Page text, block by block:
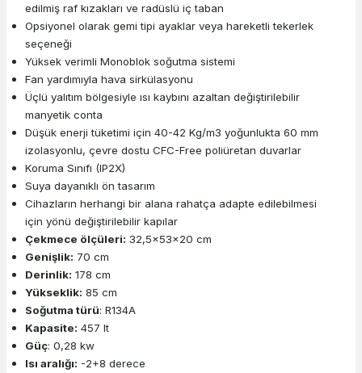
edilmiş raf kızakları ve radüslü iç taban
Opsiyonel olarak gemi tipi ayaklar veya hareketli tekerlek
seçeneği
Yüksek verimli Monoblok soğutma sistemi
Fan yardımıyla hava sirkülasyonu
Üçlü yalıtım bölgesiyle ısı kaybını azaltan değiştirilebilir
manyetik conta
Düşük enerji tüketimi için 40-42 Kg/m3 yoğunlukta 60 mm
izolasyonlu, çevre dostu CFC-Free poliüretan duvarlar
Koruma Sınıfı (IP2X)
Suya dayanıklı ön tasarım
Cihazların herhangi bir alana rahatça adapte edilebilmesi
için yönü değiştirilebilir kapılar
Çekmece ölçüleri: 32,5x53x20 cm
Genişlik: 70 cm
Derinlik: 178 cm
Yükseklik: 85 cm
Soğutma türü: R134A
Kapasite: 457 lt
Güç: 0,28 kw
Isı aralığı: -2+8 derece